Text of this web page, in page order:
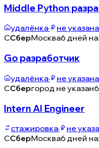
Middle Python
удалёнка· не указана
ССберМосква6 дней
Go разработчик
удалёнка· не указана
ССбергород не указан
Intern AI Engineer
стажировка· не
ССберМосква6 дней